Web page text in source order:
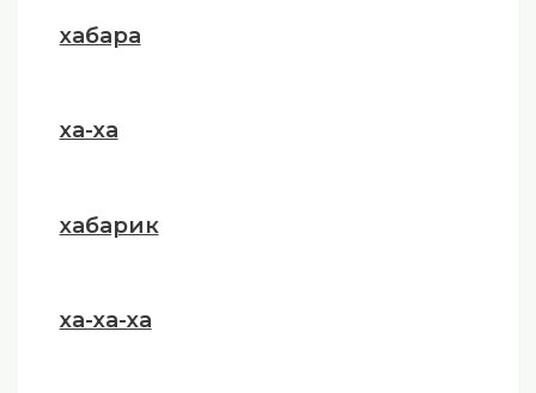
хабара
ха-ха
хабарик
ха-ха-ха